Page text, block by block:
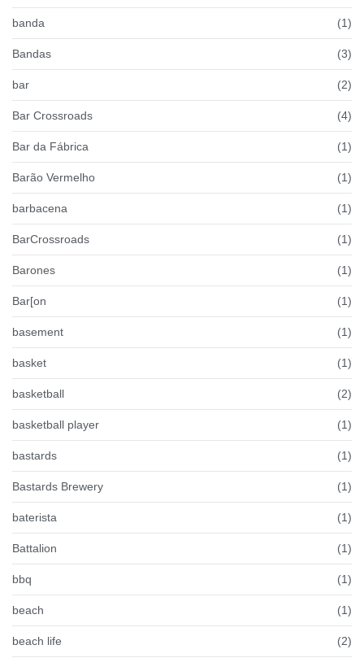
banda (1)
Bandas (3)
bar (2)
Bar Crossroads (4)
Bar da Fábrica (1)
Barão Vermelho (1)
barbacena (1)
BarCrossroads (1)
Barones (1)
Bar[on (1)
basement (1)
basket (1)
basketball (2)
basketball player (1)
bastards (1)
Bastards Brewery (1)
baterista (1)
Battalion (1)
bbq (1)
beach (1)
beach life (2)